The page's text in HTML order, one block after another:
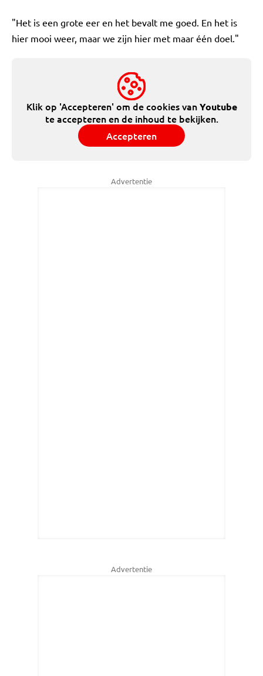
"Het is een grote eer en het bevalt me goed. En het is
hier mooi weer, maar we zijn hier met maar één doel."
Klik op 'Accepteren' om de cookies vanYoutube
te accepteren en de inhoud te bekijken.
Accepteren
Advertentie
Advertentie